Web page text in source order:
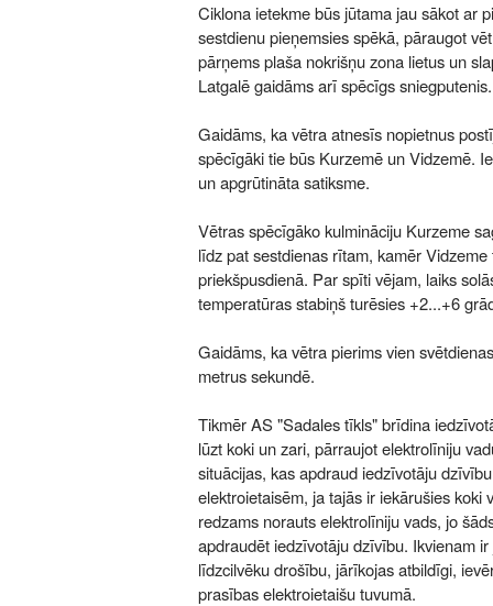
Ciklona ietekme būs jūtama jau sākot ar
sestdienu pieņemsies spēkā, pāraugot
pārņems plaša nokrišņu zona lietus un
Latgalē gaidāms arī spēcīgs sniegputenis.
Gaidāms, ka vētra atnesīs nopietnus
spēcīgāki tie būs Kurzemē un Vidzemē.
un apgrūtināta satiksme.
Vētras spēcīgāko kulmināciju Kurzeme
līdz pat sestdienas rītam, kamēr
priekšpusdienā. Par spīti vējam, laiks
temperatūras stabiņš turēsies +2...+6
Gaidāms, ka vētra pierims vien
metrus sekundē.
Tikmēr AS "Sadales tīkls" brīdina
lūzt koki un zari, pārraujot elektrolīniju
situācijas, kas apdraud iedzīvotāju
elektroietaisēm, ja tajās ir iekārušies koki
redzams norauts elektrolīniju vads, jo
apdraudēt iedzīvotāju dzīvību. Ikvienam
līdzcilvēku drošību, jārīkojas atbildīgi,
prasības elektroietaišu tuvumā.